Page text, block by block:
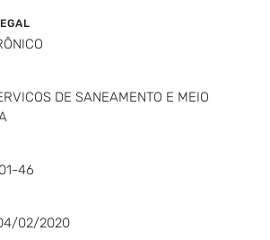
DE SANEAMENTO E MEIO
46
02/2020